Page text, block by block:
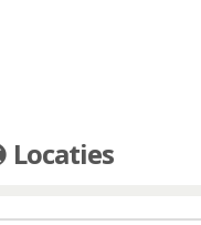
Locaties